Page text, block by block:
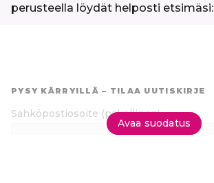
perusteella löydät helposti etsimäsi:
PYSY KÄRRYILLÄ – TILAA UUTISKIRJE
Sähköpostiosoite (pakollinen)
Avaa suodatus